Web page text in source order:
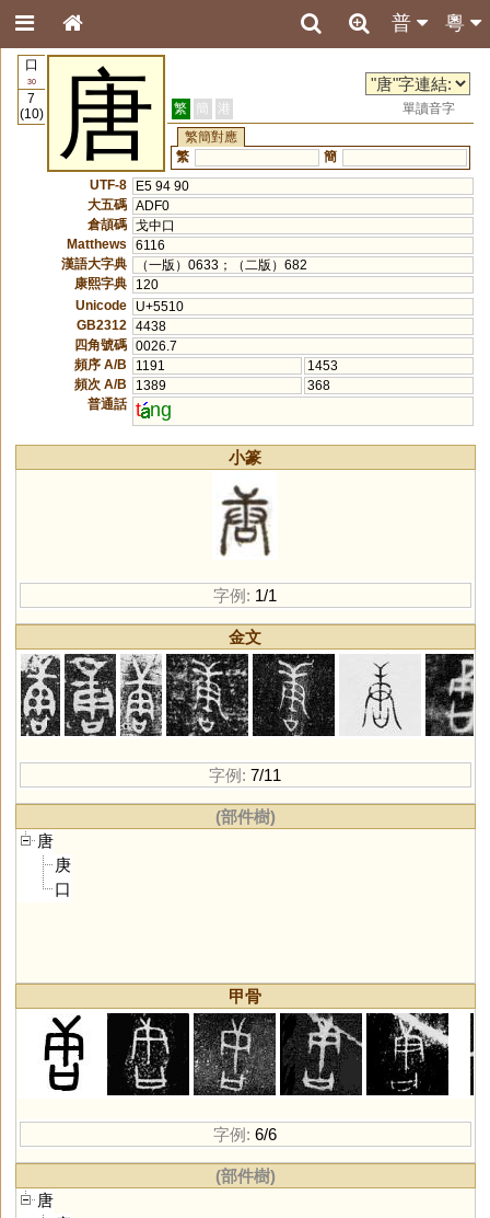
粵
普
口
30
7
(10)
唐 繁 簡 港
單讀音字
繁簡對應
繁
簡
UTF-8
E5 94 90
大五碼 ADF0
倉頡碼 戈中口
Matthews
6116
漢語大字典
（一版）0633；（二版）682
康熙字典
120
Unicode
U+5510
GB2312
4438
四角號碼 0026.7
頻序 A/B
1191
1453
頻次 A/B
1389
368
普通話 t ng
小篆
字例: 1/1
金文
字例: 7/11
(部件樹)
唐
庚
口
甲骨
字例: 6/6
(部件樹)
唐